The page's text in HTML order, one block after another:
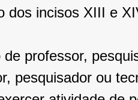
dos incisos XIII e
de professor,
pesquisador ou